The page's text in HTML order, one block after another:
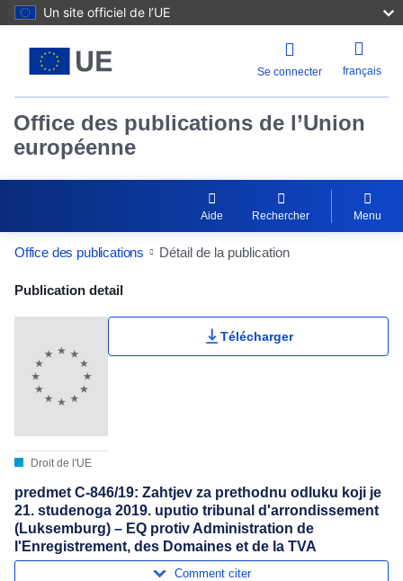
Un site officiel de l’UE
Se connecter français
Office des publications de l’Union
européenne
Aide Rechercher Menu
Office des publications Détail de la publication
Publication Detail Actions Portlet
Publication detail
Droit de l'UE
Télécharger
predmet C-846/19: Zahtjev za prethodnu odluku koji je
21. studenoga 2019. uputio tribunal d'arrondissement
(Luksemburg) – EQ protiv Administration de
l'Enregistrement, des Domaines et de la TVA
Comment citer